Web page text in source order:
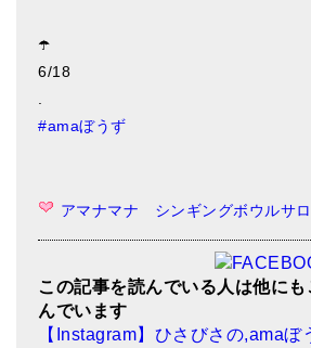
新・鍛造スペシャル
マンダラ彫（黒・渋金）
特大シンギングボウル・特殊柄
スティック・マレット・リング（台座）
アマナマナのティンシャ
☂️
6/18
#amaぼうず
アマナマナ シンギングボウルサ
この記事を読んでいる人は他に
んでいます
【Instagram】ひさびさの,amaぼ